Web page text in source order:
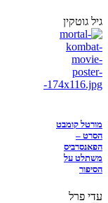
גיל גוטקין
מורטל קומבט
הסרט –
הפאנסרביס
משתלט על
הסיפור
עדי פרל